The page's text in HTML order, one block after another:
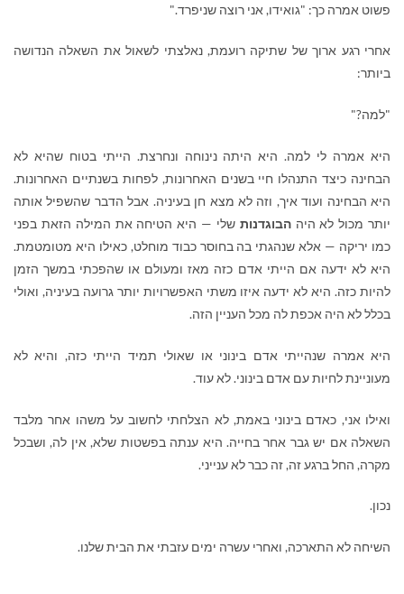
פשוט אמרה כך: "גואידו, אני רוצה שניפרד."
אחרי רגע ארוך של שתיקה רועמת, נאלצתי לשאול את השאלה הנדושה
ביותר:
"למה?"
היא אמרה לי למה. היא היתה נינוחה ונחרצת. הייתי בטוח שהיא לא
הבחינה כיצד התנהלו חיי בשנים האחרונות, לפחות בשנתיים האחרונות.
היא הבחינה ועוד איך, וזה לא מצא חן בעיניה. אבל הדבר שהשפיל אותה
יותר מכול לא היההבוגדנות שלי — היא הטיחה את המילה הזאת בפני
כמו יריקה — אלא שנהגתי בה בחוסר כבוד מוחלט, כאילו היא מטומטמת.
היא לא ידעה אם הייתי אדם כזה מאז ומעולם או שהפכתי במשך הזמן
להיות כזה. היא לא ידעה איזו משתי האפשרויות יותר גרועה בעיניה, ואולי
בכלל לא היה אכפת לה מכל העניין הזה.
היא אמרה שנהייתי אדם בינוני או שאולי תמיד הייתי כזה, והיא לא
מעוניינת לחיות עם אדם בינוני. לא עוד.
ואילו אני, כאדם בינוני באמת, לא הצלחתי לחשוב על משהו אחר מלבד
השאלה אם יש גבר אחר בחייה. היא ענתה בפשטות שלא, אין לה, ושבכל
מקרה, החל ברגע זה, זה כבר לא ענייני.
נכון.
השיחה לא התארכה, ואחרי עשרה ימים עזבתי את הבית שלנו.